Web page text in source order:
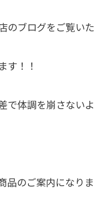
のブログをご覧いた
す！！
で体調を崩さないよ
品のご案内になりま